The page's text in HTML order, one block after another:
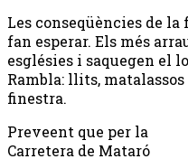
Les conseqüències de
fan esperar. Els més
esglésies i saquegen el
Rambla: llits,
finestra.
Preveent que per la
Carretera de Mataró